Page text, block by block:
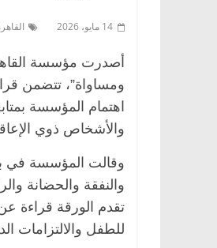
14 مايو، 2026
أصدرت مؤسسة
ومساواة”، تتضمن
اهتمام المؤسسة
والأشخاص ذوي
وقالت المؤسسة في
والنفقة والحضانة
تقدم الورقة قراءة
للطفل والالتزامات